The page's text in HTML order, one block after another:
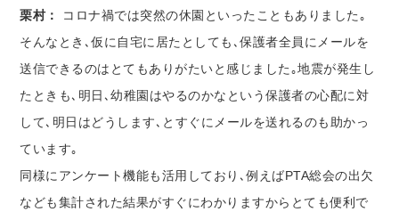
栗村： コロナ禍では突然の休園といったこともありました｡
そんなとき､仮に自宅に居たとしても､保護者全員にメールを
送信できるのはとてもありがたいと感じました｡地震が発生し
たときも､明日､幼稚園はやるのかなという保護者の心配に対
して､明日はどうします､とすぐにメールを送れるのも助かっ
ています｡
同様にアンケート機能も活用しており､例えばPTA総会の出欠
なども集計された結果がすぐにわかりますからとても便利で